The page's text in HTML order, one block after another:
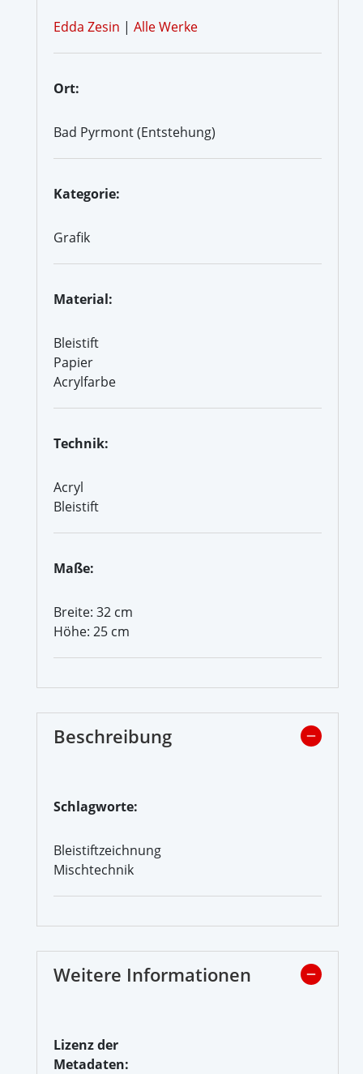
Edda Zesin | Alle Werke
Ort:
Bad Pyrmont (Entstehung)
Kategorie:
Grafik
Material:
Bleistift
Papier
Acrylfarbe
Technik:
Acryl
Bleistift
Maße:
Breite: 32 cm
Höhe: 25 cm
Beschreibung
Schlagworte:
Bleistiftzeichnung
Mischtechnik
Weitere Informationen
Lizenz der
Metadaten: